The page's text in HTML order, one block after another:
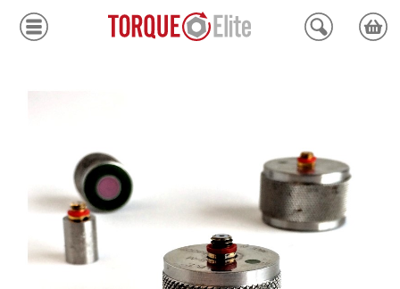
Hydraulik
Avdragare
Mätinstrument